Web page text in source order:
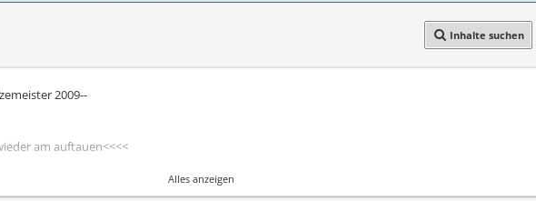
Inhalte suchen
2009--
am auftauen<<<<
schreibt er hier mal was rein X)Alles anzeigen